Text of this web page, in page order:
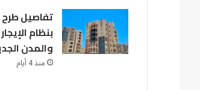
بنظام
والمدن
منذ 4 أيام